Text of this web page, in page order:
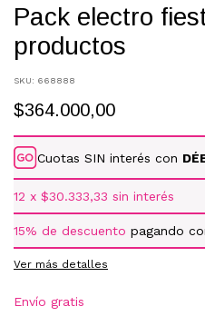
Pack electro
productos
SKU: 668888
$364.000,00
Cuotas SIN interés con
12 x $30.333,33 sin interés
15% de descuento pagando
Ver más detalles
Envío gratis